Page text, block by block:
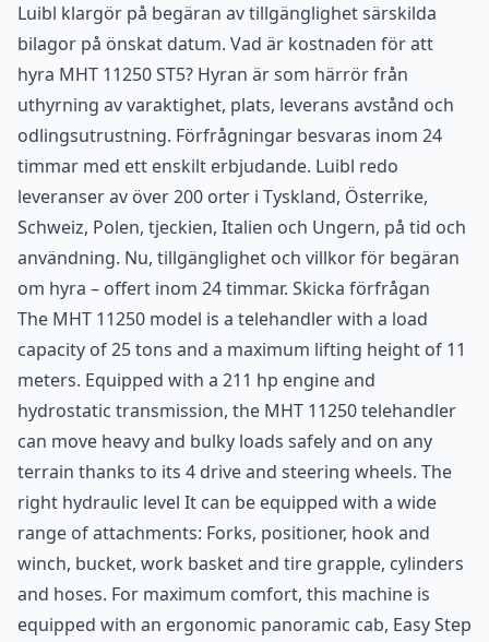
Luibl klargör på begäran av tillgänglighet särskilda
bilagor på önskat datum. Vad är kostnaden för att
hyra MHT 11250 ST5? Hyran är som härrör från
uthyrning av varaktighet, plats, leverans avstånd och
odlingsutrustning. Förfrågningar besvaras inom 24
timmar med ett enskilt erbjudande. Luibl redo
leveranser av över 200 orter i Tyskland, Österrike,
Schweiz, Polen, tjeckien, Italien och Ungern, på tid och
användning. Nu, tillgänglighet och villkor för begäran
om hyra – offert inom 24 timmar. Skicka förfrågan
The MHT 11250 model is a telehandler with a load
capacity of 25 tons and a maximum lifting height of 11
meters. Equipped with a 211 hp engine and
hydrostatic transmission, the MHT 11250 telehandler
can move heavy and bulky loads safely and on any
terrain thanks to its 4 drive and steering wheels. The
right hydraulic level It can be equipped with a wide
range of attachments: Forks, positioner, hook and
winch, bucket, work basket and tire grapple, cylinders
and hoses. For maximum comfort, this machine is
equipped with an ergonomic panoramic cab, Easy Step